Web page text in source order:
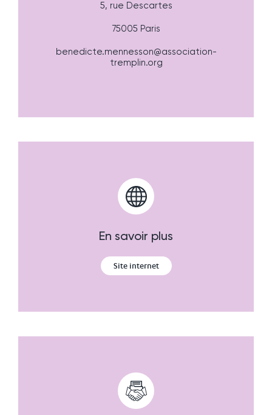
5, rue Descartes
75005 Paris
benedicte.mennesson@association-
tremplin.org
En savoir plus
Site internet